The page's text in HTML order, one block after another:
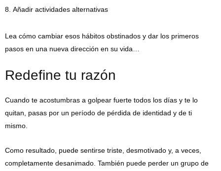
Añadir actividades alternativas
Lea cómo cambiar esos hábitos obstinados y dar los primeros
pasos en una nueva dirección en su vida…
Redefine tu razón
Cuando te acostumbras a golpear fuerte todos los días y te lo
quitan, pasas por un período de pérdida de identidad y de ti
mismo.
Como resultado, puede sentirse triste, desmotivado y, a veces,
completamente desanimado. También puede perder un grupo de